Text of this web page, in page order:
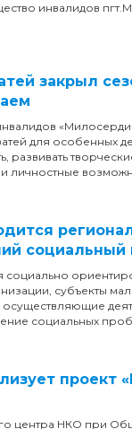
инвалидов
закрыл
для особенных
развивать
личностные
социальный
социально
субъекты
осуществляющие
социальных
проект
центра НКО при